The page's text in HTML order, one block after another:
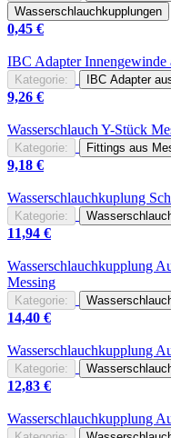
Wasserschlauchkupplungen
0,45 €
IBC Adapter Innengewinde
Kategorie: IBC Adapter
9,26 €
Wasserschlauch Y-Stück
Kategorie: Fittings aus
9,18 €
Wasserschlauchkuplung
Kategorie:
11,94 €
Wasserschlauchkupplung
Messing
Kategorie:
14,40 €
Wasserschlauchkupplung
Kategorie:
12,83 €
Wasserschlauchkupplung